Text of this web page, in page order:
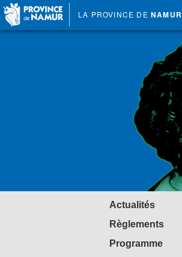
LA PROVINCE DE NAMUR
Actualités
Règlements
Programme